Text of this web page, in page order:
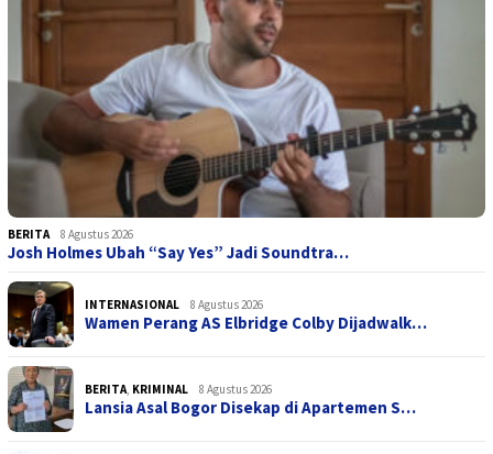
BERITA 8 Agustus 2026
Josh Holmes Ubah “Say Yes” Jadi Soundtra…
INTERNASIONAL 8 Agustus 2026
Wamen Perang AS Elbridge Colby Dijadwalk…
BERITA KRIMINAL 8 Agustus 2026
Lansia Asal Bogor Disekap di Apartemen S…